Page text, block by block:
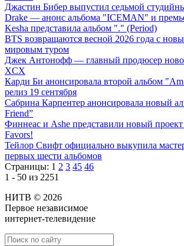
Джастин Бибер выпустил седьмой
Drake — анонс альбома "ICEMAN" и
Kesha представила альбом "." (Period)
BTS возвращаются весной 2026 года с
мировым туром
Джек Антонофф — главный продюсер
XCX
Карди Би анонсировала второй альбом
релиз 19 сентября
Сабрина Карпентер анонсировала новый
Friend”
Финнеас и Ashe представили новый
Favors!
Тейлор Свифт официально выкупила
первых шести альбомов
Страницы: 1 2 3 45 46
1 - 50 из 2251
НИТВ © 2026
Первое независимое
интернет-телевидение